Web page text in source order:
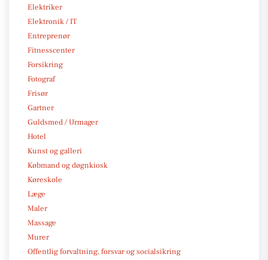
Elektriker
Elektronik / IT
Entreprenør
Fitnesscenter
Forsikring
Fotograf
Frisør
Gartner
Guldsmed / Urmager
Hotel
Kunst og galleri
Købmand og døgnkiosk
Køreskole
Læge
Maler
Massage
Murer
Offentlig forvaltning, forsvar og socialsikring